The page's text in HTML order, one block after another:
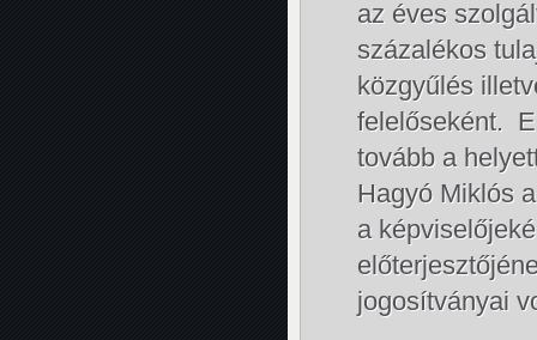
az éves
százalékos
közgyűlés
felelőseként.
tovább a
Hagyó Miklós
a
jogosítványai